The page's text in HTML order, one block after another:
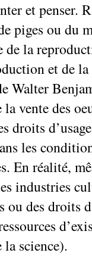
et penser.
piges ou du
de la
et de
Walter
vente des
droits
les
En réalité,
industries
des droits
science).